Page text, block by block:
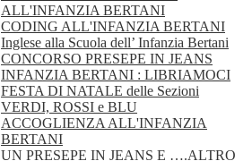
ALL'INFANZIA BERTANI
CODING ALL'INFANZIA BERTANI
Inglese alla Scuola dell’ Infanzia Bertani
CONCORSO PRESEPE IN JEANS
INFANZIA BERTANI : LIBRIAMOCI
FESTA DI NATALE delle Sezioni
VERDI, ROSSI e BLU
ACCOGLIENZA ALL'INFANZIA
BERTANI
UN PRESEPE IN JEANS E ….ALTRO